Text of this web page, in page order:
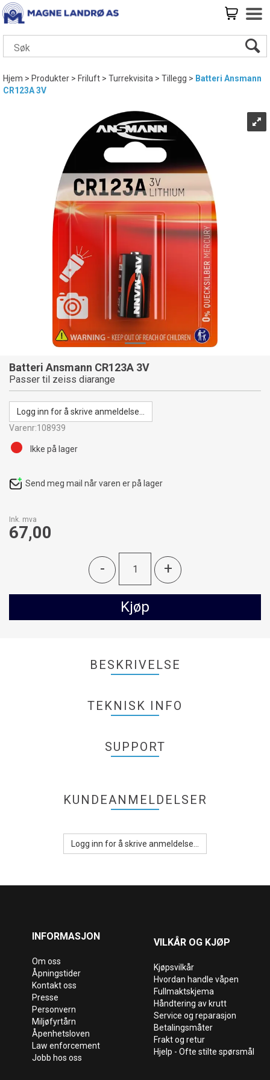
Hjem>Produkter>Friluft>Turrekvisita>Tillegg> Batteri Ansmann
CR123A 3V
Batteri Ansmann CR123A 3V
Passer til zeiss diarange
Logg inn for å skrive anmeldelse...
Varenr:108939
Ink. mva
67,00
- +
Kjøp
Ikke på lager
Send meg mail når varen er på lager
BESKRIVELSE
TEKNISK INFO
SUPPORT
KUNDEANMELDELSER
Logg inn for å skrive anmeldelse...
INFORMASJON
Om oss
Åpningstider
Kontakt oss
Presse
Personvern
Miljøfyrtårn
Åpenhetsloven
Law enforcement
Jobb hos oss
VILKÅR OG KJØP
Kjøpsvilkår
Hvordan handle våpen
Fullmaktskjema
Håndtering av krutt
Service og reparasjon
Betalingsmåter
Frakt og retur
Hjelp - Ofte stilte spørsmål